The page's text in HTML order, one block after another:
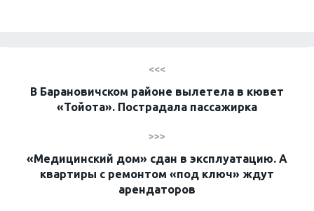
<<<
В Барановичском районе вылетела в кювет
«Тойота». Пострадала пассажирка
>>>
«Медицинский дом» сдан в эксплуатацию. А
квартиры с ремонтом «под ключ» ждут
арендаторов